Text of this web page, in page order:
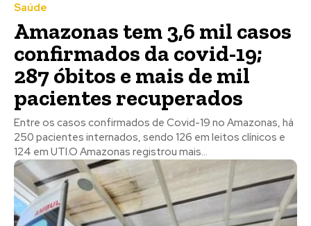
Saúde
Amazonas tem 3,6 mil casos
confirmados da covid-19;
287 óbitos e mais de mil
pacientes recuperados
Entre os casos confirmados de Covid-19 no Amazonas, há
250 pacientes internados, sendo 126 em leitos clínicos e
124 em UTI.O Amazonas registrou mais...